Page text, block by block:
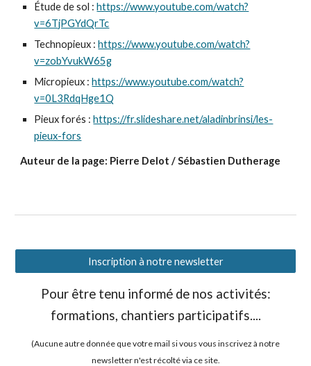
Étude de sol :https://www.youtube.com/watch?
v=6TjPGYdQrTc
Technopieux :https://www.youtube.com/watch?
v=zobYvukW65g
Micropieux :https://www.youtube.com/watch?
v=0L3RdqHge1Q
Pieux forés :https://fr.slideshare.net/aladinbrinsi/les-
pieux-fors
Auteur de la page: Pierre Delot / Sébastien Dutherage
Inscription à notre newsletter
Pour être tenu informé de nos activités:
formations, chantiers participatifs....
(Aucune autre donnée que votre mail si vous vous inscrivez à notre
newsletter n'est récolté via ce site.